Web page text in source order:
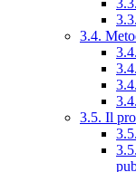
3.4.
3.5. Il